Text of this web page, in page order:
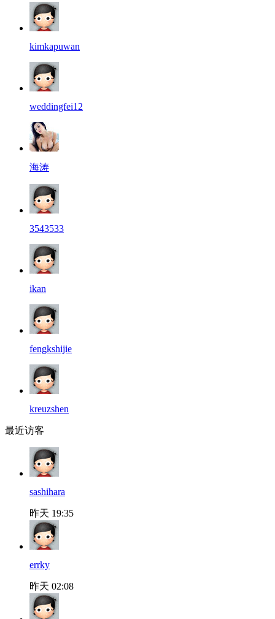
kimkapuwan
weddingfei12
海涛
3543533
ikan
fengkshijie
kreuzshen
最近访客
sashihara
昨天 19:35
errky
昨天 02:08